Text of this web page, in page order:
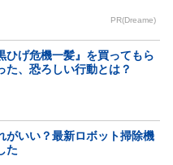
PR(Dreame)
ひげ危機一髪』を買ってもら
た、恐ろしい行動とは？
がいい？最新ロボット掃除機
た